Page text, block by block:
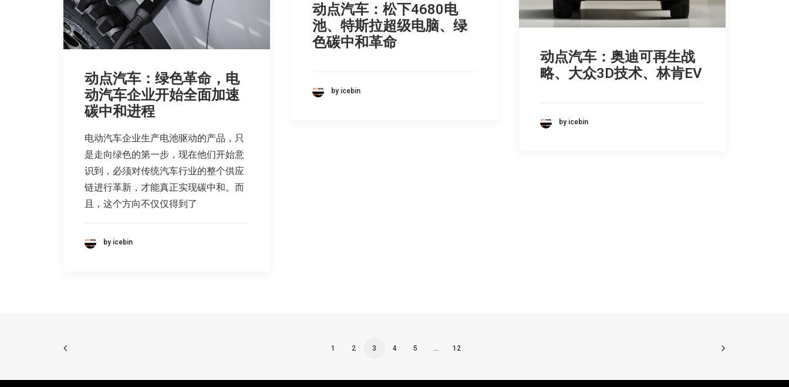
动点汽车：松下4680电
池、特斯拉超级电脑、绿
色碳中和革命
by icebin
动点汽车：奥迪可再生战
略、大众3D技术、林肯EV
by icebin
动点汽车：绿色革命，电
动汽车企业开始全面加速
碳中和进程
电动汽车企业生产电池驱动的产品，只
是走向绿色的第一步，现在他们开始意
识到，必须对传统汽车行业的整个供应
链进行革新，才能真正实现碳中和。而
且，这个方向不仅仅得到了
by icebin
1 2 3 4 5 … 12